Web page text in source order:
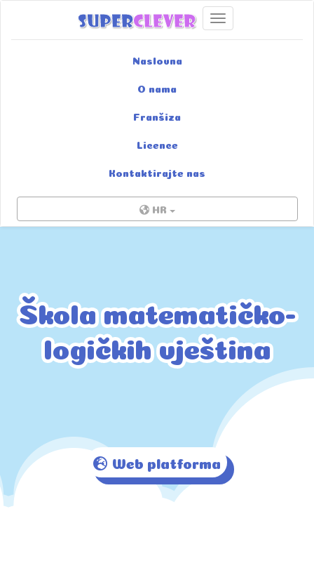
Uključi/isključi
Naslovna
O nama
Franšiza
Licence
Kontaktirajte nas
HR
Škola matematičko-
logičkih vještina
Škola matematičko-
logičkih vještina
Web platforma